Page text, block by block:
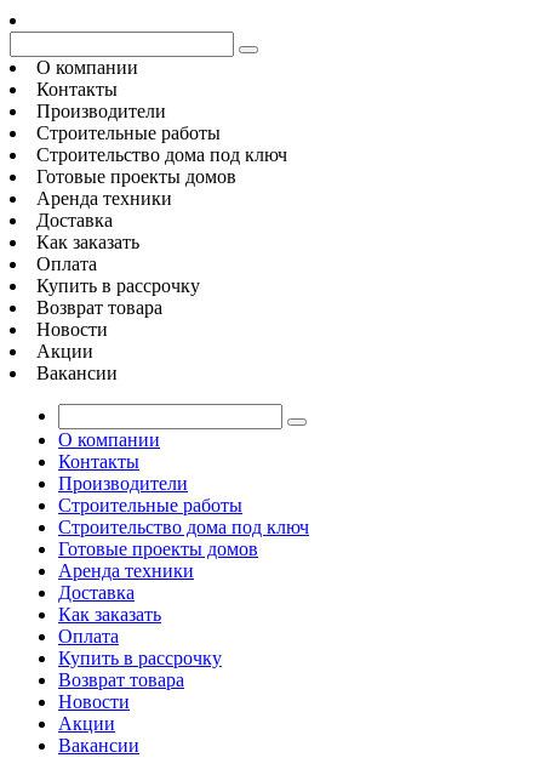
О компании
Контакты
Производители
Строительные работы
Строительство дома под ключ
Готовые проекты домов
Аренда техники
Доставка
Как заказать
Оплата
Купить в рассрочку
Возврат товара
Новости
Акции
Вакансии
О компании
Контакты
Производители
Строительные работы
Строительство дома под ключ
Готовые проекты домов
Аренда техники
Доставка
Как заказать
Оплата
Купить в рассрочку
Возврат товара
Новости
Акции
Вакансии